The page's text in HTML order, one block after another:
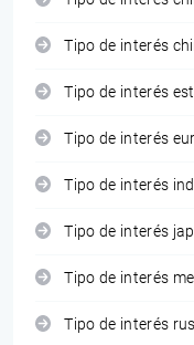
Tipo de interés
Tipo de interés
Tipo de interés
Tipo de interés
Tipo de interés
Tipo de interés
Tipo de interés